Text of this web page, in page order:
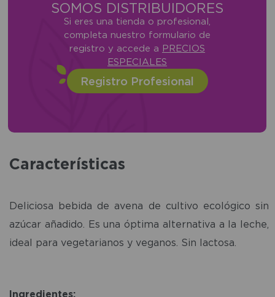
SOMOS DISTRIBUIDORES
Si eres una tienda o profesional,
completa nuestro formulario de
registro y accede a PRECIOS
ESPECIALES
Registro Profesional
Características
Deliciosa bebida de avena de cultivo ecológico sin
azúcar añadido. Es una óptima alternativa a la leche,
ideal para vegetarianos y veganos. Sin lactosa.
Ingredientes: